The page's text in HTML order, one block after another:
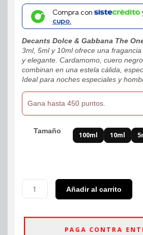
range:
$22,300
through
$450,000
Compra con
cupo.
Decants Dolce & Gabbana The
3ml, 5ml y 10ml ofrece una
y elegante. Cardamomo, cuero
combinan en una estela cálida,
Ideal para noches especiales y
Gana hasta 450 puntos.
Tamaño 100ml 10ml
Dolce
Añadir al carrito
PAGA CONTRA